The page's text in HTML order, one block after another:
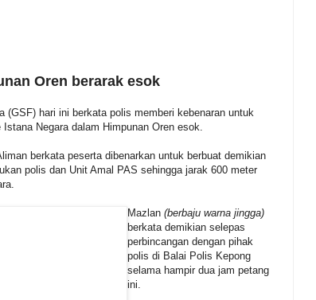
Oren berarak esok
(GSF) hari ini berkata polis memberi kebenaran untuk
Negara dalam Himpunan Oren esok.
berkata peserta dibenarkan untuk berbuat demikian
polis dan Unit Amal PAS sehingga jarak 600 meter
Mazlan (berbaju warna jingga)
berkata demikian selepas
perbincangan dengan pihak
polis di Balai Polis Kepong
selama hampir dua jam petang
ini.